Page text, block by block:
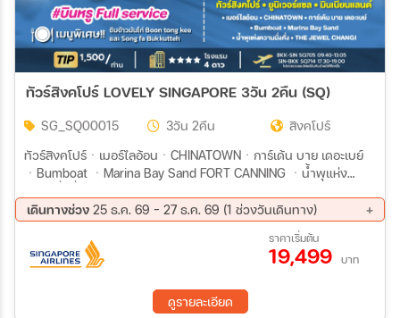
ทัวร์สิงคโปร์ LOVELY SINGAPORE 3วัน 2คืน (SQ)
SG_SQ00015 3วัน 2คืน
สิงคโปร์
ทัวร์สิงคโปร์ㆍเมอร์ไลอ้อนㆍCHINATOWNㆍการ์เด้น บาย เดอะเบย์
ㆍBumboat ㆍMarina Bay Sand FORT CANNING ㆍน้ำพุแห่ง
เดินทางช่วง 25 ธ.ค. 69 - 27 ธ.ค. 69 (1 ช่วงวันเดินทาง)
ราคาเริ่มต้น
19,499 บาท
ดูรายละเอียด